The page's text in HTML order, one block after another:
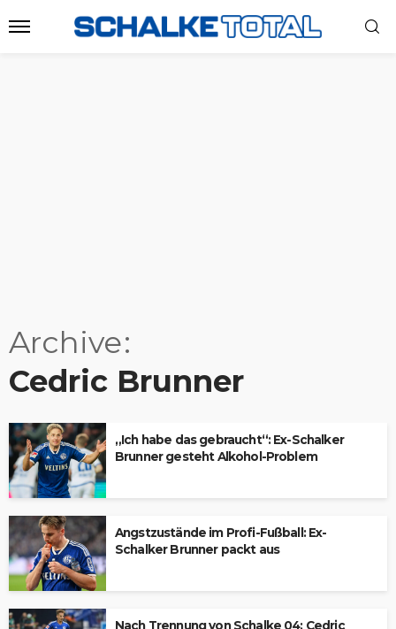
Archive
Cedric Brunner
„Ich habe das gebraucht“: Ex-Schalker
Brunner gesteht Alkohol-Problem
Angstzustände im Profi-Fußball: Ex-
Schalker Brunner packt aus
Nach Trennung von Schalke 04: Cedric